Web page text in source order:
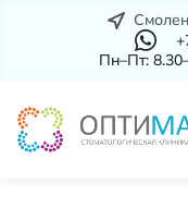
Пн–Пт: